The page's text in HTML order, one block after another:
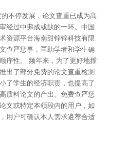
不停发展，论文查重已成为高
经过中弗成或缺的一环。中国
资源平台海南甜锌锌科技有限
查严惩事，匡助学者和学生确
序性。 频年来，为了更好地撑
出了部分免费的论文查重检测
了学生的经济职责，也提高了
质料论文的产出。免费查严惩
文或特定本领段内的用户，如
用户可确认本人需求遴荐合适